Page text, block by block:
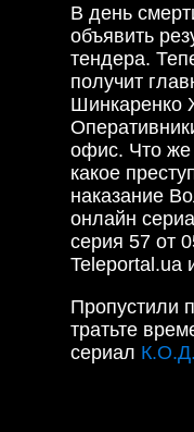
В день
объявить
тендера.
получит
Шинкаренко
офис. Что же
какое
наказание
онлайн
серия 57 от
Teleportal.ua
Пропустили
тратьте
сериал